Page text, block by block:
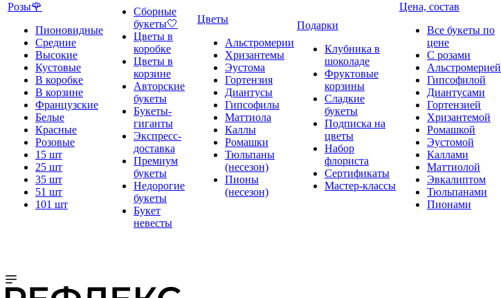
Розы🌹
Пионовидные
Средние
Высокие
Кустовые
В коробке
В корзине
Французские
Белые
Красные
Розовые
15 шт
25 шт
35 шт
51 шт
101 шт
Сборные
букеты🤍
Цветы в
коробке
Цветы в
корзине
Авторские
букеты
Букеты-
гиганты
Экспресс-
доставка
Премиум
букеты
Недорогие
букеты
Букет
невесты
Цветы
Альстромерии
Хризантемы
Эустома
Гортензия
Диантусы
Гипсофилы
Маттиола
Каллы
Ромашки
Тюльпаны
(несезон)
Пионы
(несезон)
Подарки
Клубника в
шоколаде
Фруктовые
корзины
Сладкие
букеты
Подписка на
цветы
Набор
флориста
Сертификаты
Мастер-классы
Цена, состав
Все букеты по
цене
С розами
Альстромерией
Гипсофилой
Диантусами
Гортензией
Хризантемой
Ромашкой
Эустомой
Каллами
Маттиолой
Эвкалиптом
Тюльпанами
Пионами